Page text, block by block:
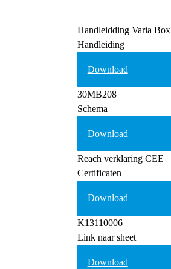
Handleidding Varia Box
Handleiding
Download
30MB208
Schema
Download
Reach verklaring CEE
Certificaten
Download
K13110006
Link naar sheet
Download